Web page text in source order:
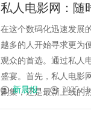
私人电影网：随
在这个数码化迅速发展
越多的人开始寻求更为
观众的首选。通过私人
盛宴。首先，私人电影
剧集，还是最新上线的
新晨报 2025-